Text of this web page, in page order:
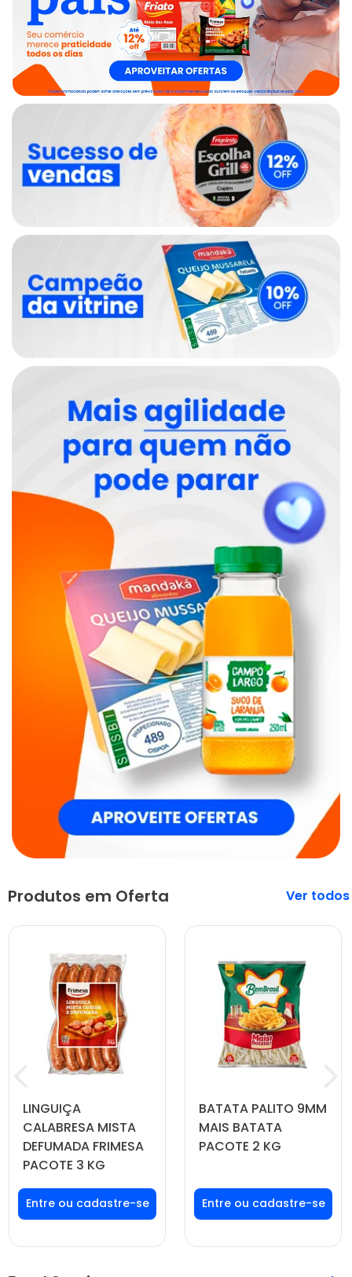
Produtos em Oferta
LINGUIÇA
CALABRESA MISTA
DEFUMADA FRIMESA
PACOTE 3 KG
Faça seu login ou
cadastre-se para
ver preços e
BATATA PALITO 9MM
MAIS BATATA
PACOTE 2 KG
Faça seu login ou
cadastre-se para
ver preços e